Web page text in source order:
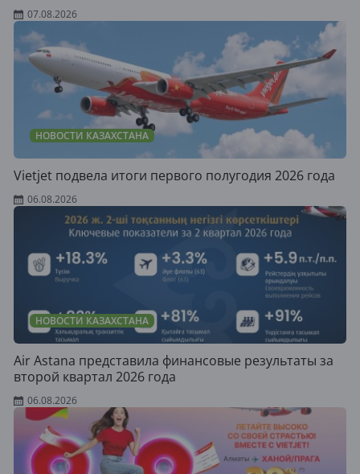
07.08.2026
НОВОСТИ КАЗАХСТАНА
Vietjet подвела итоги первого полугодия 2026 года
06.08.2026
НОВОСТИ КАЗАХСТАНА
Air Astana представила финансовые результаты за
второй квартал 2026 года
06.08.2026